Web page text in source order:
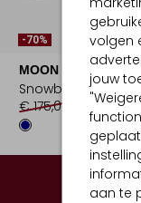
volgen
jouw
aan te
-70%
MOON BOOT
Snowboots
€ 175,00
€ 52,99